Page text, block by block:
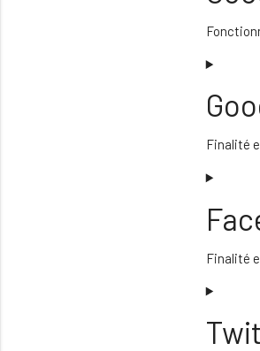
Consent
service
google-
Finalité
Consent
service
google-
Finalité
Consent
service
facebook